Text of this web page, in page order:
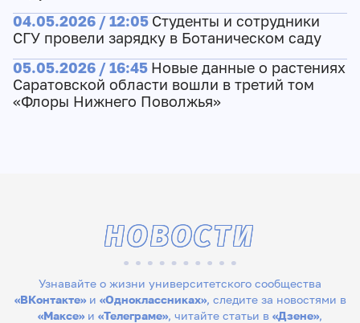
04.05.2026 / 12:05 Студенты и сотрудники
СГУ провели зарядку в Ботаническом саду
05.05.2026 / 16:45 Новые данные о растениях
Саратовской области вошли в третий том
«Флоры Нижнего Поволжья»
Узнавайте о жизни университетского сообщества
«ВКонтакте»и «Одноклассниках», следите за новостями в
«Максе» и «Телеграме», читайте статьи в «Дзене»,
НОВОСТИ